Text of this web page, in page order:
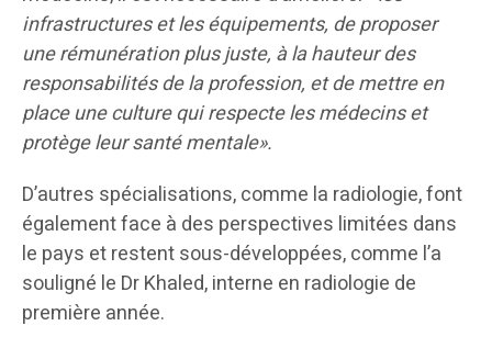
infrastructures et les équipements, de proposer
une rémunération plus juste, à la hauteur des
responsabilités de la profession, et de mettre en
place une culture qui respecte les médecins et
protège leur santé mentale».
D’autres spécialisations, comme la radiologie, font
également face à des perspectives limitées dans
le pays et restent sous-développées, comme l’a
souligné le Dr Khaled, interne en radiologie de
première année.